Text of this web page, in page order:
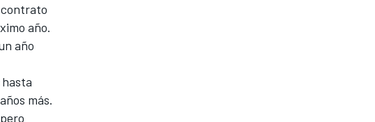
contrato
año.
año
más.